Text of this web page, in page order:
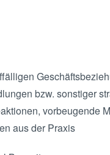
bzw. sonstiger
vorbeugende
aus der Praxis